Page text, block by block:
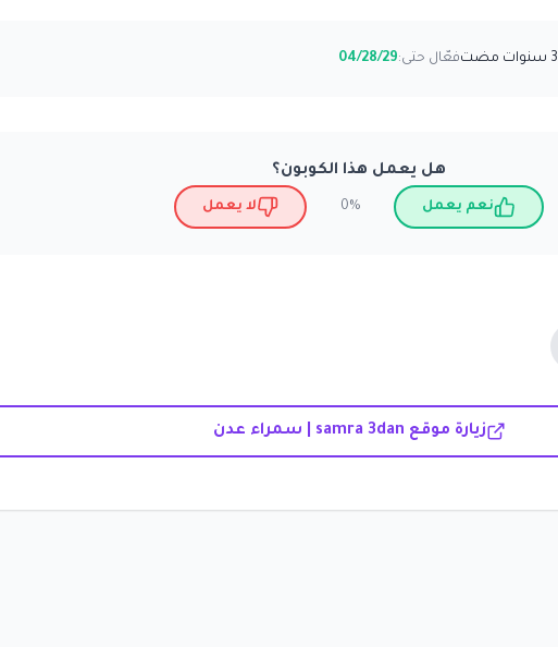
3 سنوات مضت فعّال حتى:04/28/29
هل يعمل هذا الكوبون؟
نعم يعمل 0% لا يعمل
زيارة موقع samra 3dan | سمراء عدن